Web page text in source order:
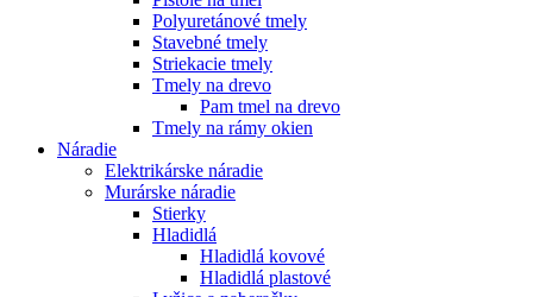
Polyuretánové tmely
Stavebné tmely
Striekacie tmely
Tmely na drevo
Pam tmel na drevo
Tmely na rámy okien
Náradie
Elektrikárske náradie
Murárske náradie
Stierky
Hladidlá
Hladidlá kovové
Hladidlá plastové